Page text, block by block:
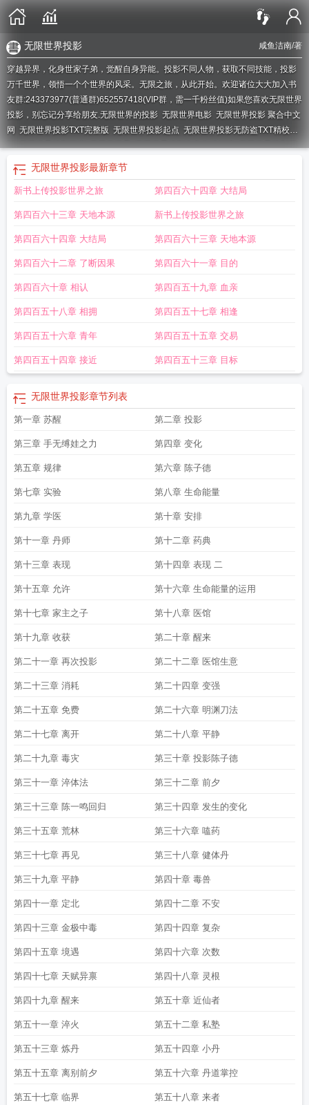
咸鱼洁南/著
无限世界投影
穿越异界，化身世家子弟，觉醒自身异能。投影不同人物，获取不同技能，投影
万千世界，领悟一个个世界的风采。无限之旅，从此开始。欢迎诸位大大加入书
友群:243373977(普通群)652557418(VIP群，需一千粉丝值)如果您喜欢无限世界
投影，别忘记分享给朋友.无限世界的投影 无限世界电影 无限世界投影 聚合中文
网 无限世界投影TXT完整版 无限世界投影起点 无限世界投影无防盗TXT精校
版无限世界投影百度无限意世界无限世界投影全文在线阅读无限世界投影百
无限世界AI
洁南
笔趣阁类似无限世界投影的 无限世界投影无错无限世界投影 咸鱼洁南
无限世界投影最新章节
新书上传投影世界之旅 第四百六十四章 大结局
第四百六十三章 天地本源 新书上传投影世界之旅
第四百六十四章 大结局 第四百六十三章 天地本源
第四百六十二章 了断因果 第四百六十一章 目的
第四百六十章 相认 第四百五十九章 血亲
第四百五十八章 相拥 第四百五十七章 相逢
第四百五十六章 青年 第四百五十五章 交易
第四百五十四章 接近 第四百五十三章 目标
无限世界投影章节列表
第一章 苏醒 第二章 投影
第三章 手无缚娃之力 第四章 变化
第五章 规律 第六章 陈子德
第七章 实验 第八章 生命能量
第九章 学医 第十章 安排
第十一章 丹师 第十二章 药典
第十三章 表现 第十四章 表现 二
第十五章 允许 第十六章 生命能量的运用
第十七章 家主之子 第十八章 医馆
第十九章 收获 第二十章 醒来
第二十一章 再次投影 第二十二章 医馆生意
第二十三章 消耗 第二十四章 变强
第二十五章 免费 第二十六章 明渊刀法
第二十七章 离开 第二十八章 平静
第二十九章 毒灾 第三十章 投影陈子德
第三十一章 淬体法 第三十二章 前夕
第三十三章 陈一鸣回归 第三十四章 发生的变化
第三十五章 荒林 第三十六章 嗑药
第三十七章 再见 第三十八章 健体丹
第三十九章 平静 第四十章 毒兽
第四十一章 定北 第四十二章 不安
第四十三章 金极中毒 第四十四章 复杂
第四十五章 境遇 第四十六章 次数
第四十七章 天赋异禀 第四十八章 灵根
第四十九章 醒来 第五十章 近仙者
第五十一章 淬火 第五十二章 私塾
第五十三章 炼丹 第五十四章 小丹
第五十五章 离别前夕 第五十六章 丹道掌控
第五十七章 临界 第五十八章 来者